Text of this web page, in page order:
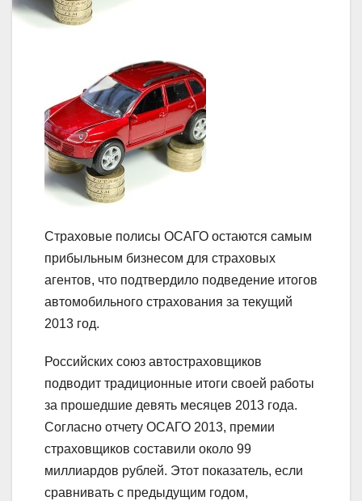
Страховые полисы ОСАГО остаются самым
прибыльным бизнесом для страховых
агентов, что подтвердило подведение итогов
автомобильного страхования за текущий
2013 год.
Российских союз автостраховщиков
подводит традиционные итоги своей работы
за прошедшие девять месяцев 2013 года.
Согласно отчету ОСАГО 2013, премии
страховщиков составили около 99
миллиардов рублей. Этот показатель, если
сравнивать с предыдущим годом,